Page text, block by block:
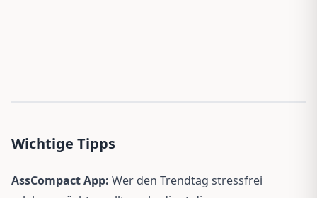
Wichtige Tipps
AssCompact App: Wer den Trendtag stressfrei